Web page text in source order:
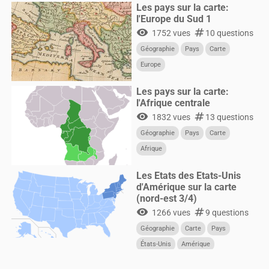
Les pays sur la carte:
l'Europe du Sud 1
visibility 1752 vues numbers10 questions
Géographie Pays
Carte
Europe
Les pays sur la carte:
l'Afrique centrale
visibility 1832 vues numbers13 questions
Géographie Pays
Carte
Afrique
Les Etats des Etats-Unis
d'Amérique sur la carte
(nord-est 3/4)
visibility 1266 vues numbers9 questions
Géographie Carte
Pays
États-Unis
Amérique